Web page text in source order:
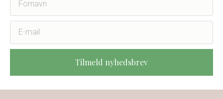
Tilmeld nyhedsbrev